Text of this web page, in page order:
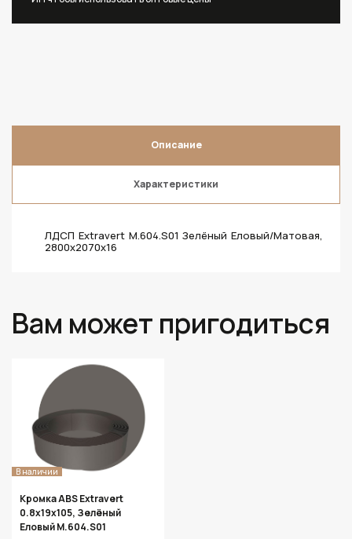
Описание
Характеристики
ЛДСП Extravert M.604.S01 Зелёный Еловый/Матовая,
2800х2070х16
Вам может пригодиться
В наличии
Кромка ABS Extravert
0.8х19х105, Зелёный
Еловый M.604.S01